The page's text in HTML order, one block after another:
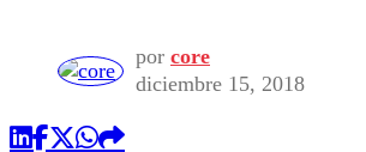
Seleccion Chilena
Economía
Publicaciones en medios
Opinión
por core
diciembre 15, 2018